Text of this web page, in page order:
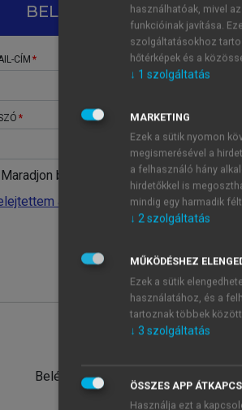
BELÉPÉS SAJÁT FIÓKKAL
CÍM
Maradjon belépve
a jelszavamat
Belépés intézményi azonosítóval
használhatóak, mivel
funkcióinak javítása.
szolgáltatásokhoz
hőtérképek és a
↓ 1 szolgáltatás
MARKETING
Ezek a sütik nyomon
megismerésével a
a felhasználó hány
hirdetőkkel is
mindig egy harmadik
↓ 2szolgáltatás
MŰKÖDÉSHEZ
Ezek a sütik
használatához, és a
tartoznak többek
↓ 3 szolgáltatás
ÖSSZES APP
Használja ezt a